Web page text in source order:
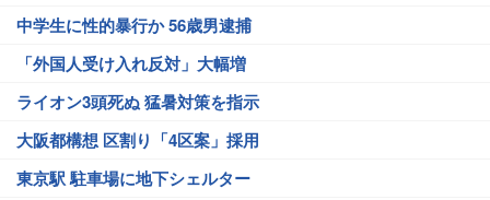
中学生に性的暴行か 56歳男逮捕
「外国人受け入れ反対」大幅増
ライオン3頭死ぬ 猛暑対策を指示
大阪都構想 区割り「4区案」採用
東京駅 駐車場に地下シェルター